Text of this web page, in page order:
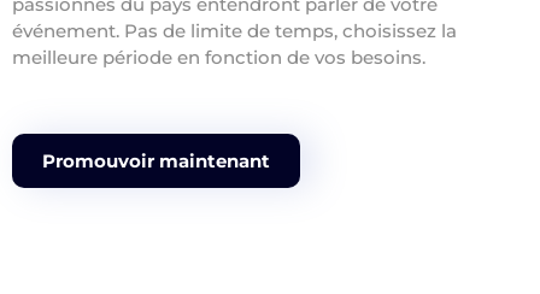
événement. Pas de limite de temps, choisissez la
meilleure période en fonction de vos besoins.
Promouvoir maintenant